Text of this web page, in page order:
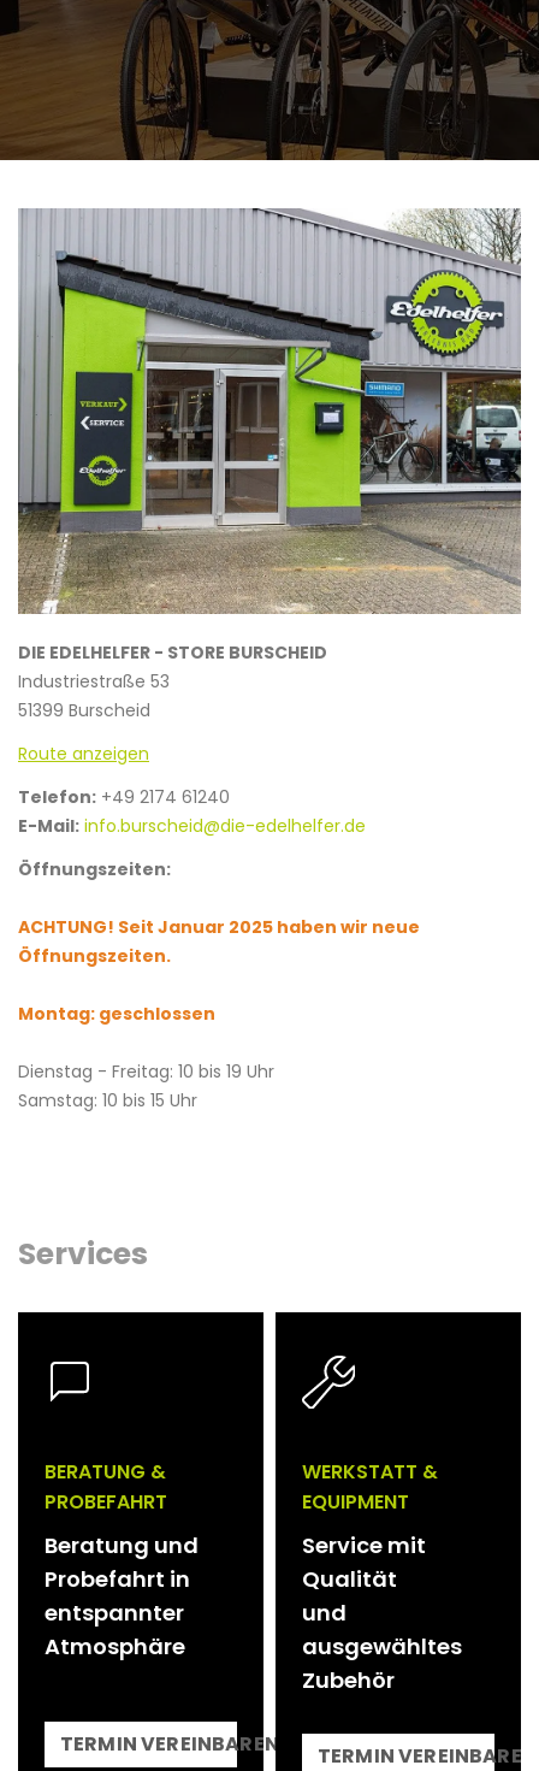
DIE EDELHELFER - STORE BURSCHEID
Industriestraße 53
51399 Burscheid
Route anzeigen
Telefon: +49 2174 61240
E-Mail: info.burscheid@die-edelhelfer.de
Öffnungszeiten:
ACHTUNG! Seit Januar 2025 haben wir neue
Öffnungszeiten.
Montag: geschlossen
Dienstag - Freitag: 10 bis 19 Uhr
Samstag: 10 bis 15 Uhr
Services
BERATUNG &
PROBEFAHRT
Beratung und
Probefahrt in
entspannter
Atmosphäre
TERMIN VEREINBAREN
WERKSTATT &
EQUIPMENT
Service mit
Qualität
und
ausgewähltes
Zubehör
TERMIN VEREINBAREN